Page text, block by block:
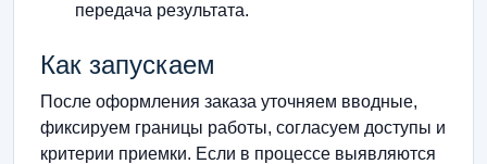
передача результата.
Как запускаем
После оформления заказа уточняем вводные,
фиксируем границы работы, согласуем доступы и
критерии приемки. Если в процессе выявляются